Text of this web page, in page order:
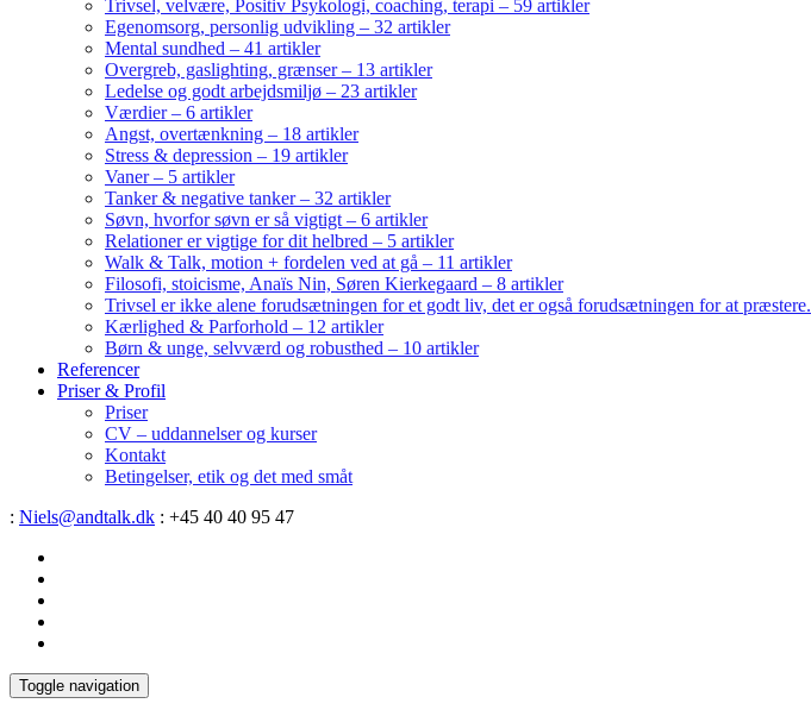
Trivsel, velvære, Positiv Psykologi, coaching, terapi – 59 artikler
Egenomsorg, personlig udvikling – 32 artikler
Mental sundhed – 41 artikler
Overgreb, gaslighting, grænser – 13 artikler
Ledelse og godt arbejdsmiljø – 23 artikler
Værdier – 6 artikler
Angst, overtænkning – 18 artikler
Stress & depression – 19 artikler
Vaner – 5 artikler
Tanker & negative tanker – 32 artikler
Søvn, hvorfor søvn er så vigtigt – 6 artikler
Relationer er vigtige for dit helbred – 5 artikler
Walk & Talk, motion + fordelen ved at gå – 11 artikler
Filosofi, stoicisme, Anaïs Nin, Søren Kierkegaard – 8 artikler
Trivsel er ikke alene forudsætningen for et godt liv, det er også forudsætningen for at præstere.
Kærlighed & Parforhold – 12 artikler
Børn & unge, selvværd og robusthed – 10 artikler
Referencer
Priser & Profil
Priser
CV – uddannelser og kurser
Kontakt
Betingelser, etik og det med småt
: Niels@andtalk.dk : +45 40 40 95 47
Toggle navigation